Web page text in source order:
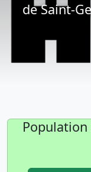
de Saint-
Population